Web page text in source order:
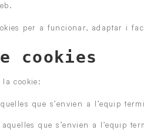
per a funcionar, adaptar i
cookies
cookie:
que s’envien a l’equip
aquelles que s’envien a l’equip